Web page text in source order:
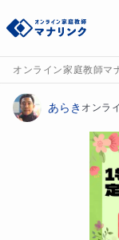
オンライン家庭教師マ
あらき オンラ